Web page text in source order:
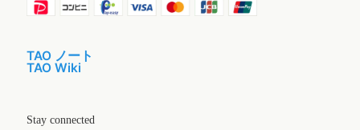
TAO ノート
TAO Wiki
Stay connected